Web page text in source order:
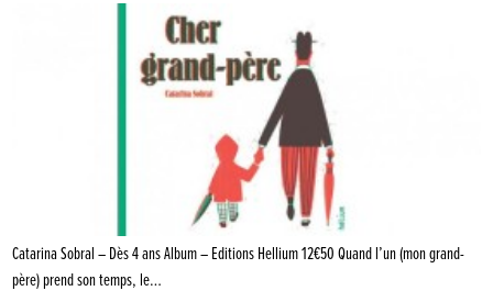
Catarina Sobral – Dès 4 ans Album – Editions Hellium 12€50 Quand l’un (mon grand-
père) prend son temps, le…